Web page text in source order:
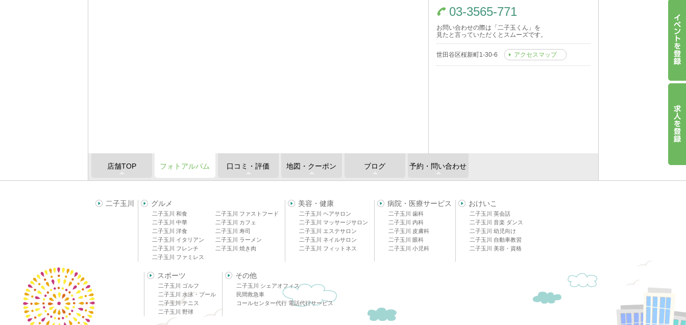
03-3565-771
お問い合わせの際は「二子玉くん」を
見たと言っていただくとスムーズです。
世田谷区桜新町1-30-6 アクセスマップ
店舗TOP フォトアルバム 口コミ・評価 地図・クーポン ブログ 予約・問い合わせ
二子玉川 グルメ
二子玉川 和食
二子玉川 中華
二子玉川 洋食
二子玉川 イタリアン
二子玉川 フレンチ
二子玉川 ファミレス
二子玉川 ファストフード
二子玉川 カフェ
二子玉川 寿司
二子玉川 ラーメン
二子玉川 焼き肉
美容・健康
二子玉川 ヘアサロン
二子玉川 マッサージサロン
二子玉川 エステサロン
二子玉川 ネイルサロン
二子玉川 フィットネス
病院・医療サービス
二子玉川 歯科
二子玉川 内科
二子玉川 皮膚科
二子玉川 眼科
二子玉川 小児科
おけいこ
二子玉川 英会話
二子玉川 音楽 ダンス
二子玉川 幼児向け
二子玉川 自動車教習
二子玉川 美容・資格
スポーツ
二子玉川 ゴルフ
二子玉川 水泳・プール
二子玉川 テニス
二子玉川 野球
その他
二子玉川 シェアオフィス
民間救急車
コールセンター代行 電話代行サービス